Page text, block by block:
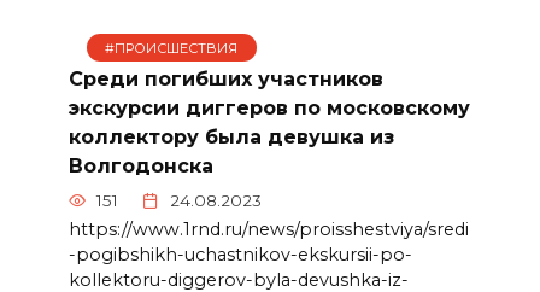
#ПРОИСШЕСТВИЯ
Среди погибших участников
экскурсии диггеров по московскому
коллектору была девушка из
Волгодонска
151 24.08.2023
https://www.1rnd.ru/news/proisshestviya/sredi
-pogibshikh-uchastnikov-ekskursii-po-
kollektoru-diggerov-byla-devushka-iz-